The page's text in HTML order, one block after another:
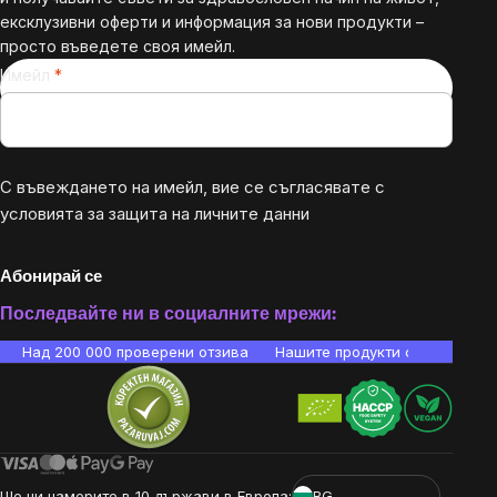
ексклузивни оферти и информация за нови продукти –
просто въведете своя имейл.
Имейл
С въвеждането на имейл, вие се съгласявате с
условията за защита на личните данни
Абонирай се
Последвайте ни в социалните мрежи:
Над 200 000 проверени отзива Нашите продукти са